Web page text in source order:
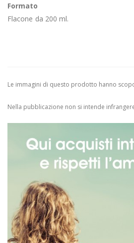
Formato
Flacone da 200 ml.
Le immagini di questo prodotto hanno
Nella pubblicazione non si intende